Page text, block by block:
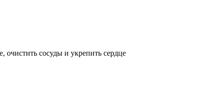
очистить сосуды и укрепить сердце